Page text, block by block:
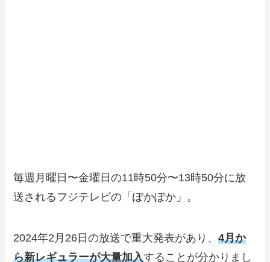
毎週月曜日〜金曜日の11時50分〜13時50分に放
送されるフジテレビの「ぽかぽか」。
2024年2月26日の放送で重大発表があり、4月か
ら新レギュラーが大量加入することが分かりまし